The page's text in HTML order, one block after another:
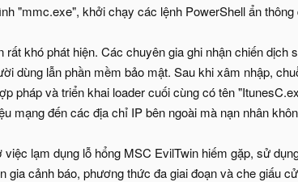
"mmc.exe", khởi chạy các lệnh PowerShell ẩn thông
khó phát hiện. Các chuyên gia ghi nhận chiến
dùng lẫn phần mềm bảo mật. Sau khi xâm nhập,
pháp và triển khai loader cuối cùng có tên
mạng đến các địa chỉ IP bên ngoài mà nạn nhân
lạm dụng lỗ hổng MSC EvilTwin hiếm gặp, sử
gia cảnh báo, phương thức đa giai đoạn và che giấu